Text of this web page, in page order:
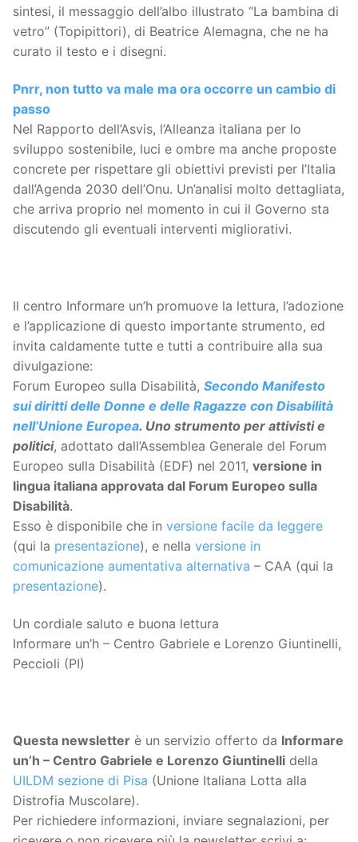
sintesi, il messaggio dell’albo illustrato “La bambina di
vetro” (Topipittori), di Beatrice Alemagna, che ne ha
curato il testo e i disegni.
Pnrr, non tutto va male ma ora occorre un cambio di
passo
Nel Rapporto dell’Asvis, l’Alleanza italiana per lo
sviluppo sostenibile, luci e ombre ma anche proposte
concrete per rispettare gli obiettivi previsti per l’Italia
dall’Agenda 2030 dell’Onu. Un’analisi molto dettagliata,
che arriva proprio nel momento in cui il Governo sta
discutendo gli eventuali interventi migliorativi.
Il centro Informare un’h promuove la lettura, l’adozione
e l’applicazione di questo importante strumento, ed
invita caldamente tutte e tutti a contribuire alla sua
divulgazione:
Forum Europeo sulla Disabilità, Secondo Manifesto
sui diritti delle Donne e delle Ragazze con Disabilità
nell’Unione Europea. Uno strumento per attivisti e
politici, adottato dall’Assemblea Generale del Forum
Europeo sulla Disabilità (EDF) nel 2011, versione in
lingua italiana approvata dal Forum Europeo sulla
Disabilità.
Esso è disponibile che in versione facile da leggere
(qui la presentazione), e nella versione in
comunicazione aumentativa alternativa – CAA (qui la
presentazione).
Un cordiale saluto e buona lettura
Informare un’h – Centro Gabriele e Lorenzo Giuntinelli,
Peccioli (PI)
Questa newsletter è un servizio offerto da Informare
un’h – Centro Gabriele e Lorenzo Giuntinelli della
UILDM sezione di Pisa (Unione Italiana Lotta alla
Distrofia Muscolare).
Per richiedere informazioni, inviare segnalazioni, per